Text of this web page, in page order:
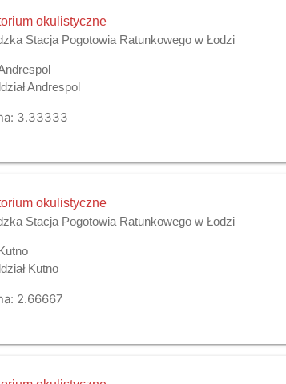
okulistyczne
Stacja Pogotowia Ratunkowego w Łodzi
Andrespol
3.33333
okulistyczne
Stacja Pogotowia Ratunkowego w Łodzi
Kutno
2.66667